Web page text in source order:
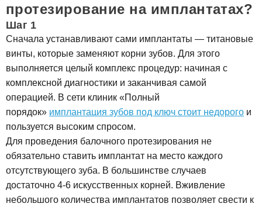
протезирование на имплантатах?
Шаг 1
Сначала устанавливают сами имплантаты — титановые
винты, которые заменяют корни зубов. Для этого
выполняется целый комплекс процедур: начиная с
комплексной диагностики и заканчивая самой
операцией. В сети клиник «Полный
порядок» имплантация зубов под ключ стоит недорого и
пользуется высоким спросом.
Для проведения балочного протезирования не
обязательно ставить имплантат на место каждого
отсутствующего зуба. В большинстве случаев
достаточно 4-6 искусственных корней. Вживление
небольшого количества имплантатов позволяет свести к